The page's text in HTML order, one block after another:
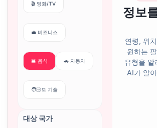
🎬 영화/TV
💼 비즈니스
🍔 음식 🚗 자동차
🧑🏻‍💻 기술
대상 국가
정보
연령, 위
원하는
유형을 알
AI가 알